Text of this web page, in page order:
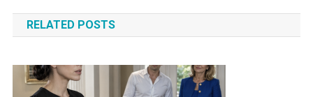
navigation
RELATED POSTS